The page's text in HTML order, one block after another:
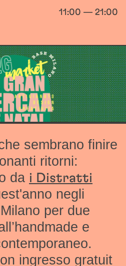
11:00 — 21:00
sembrano finire
ritorni:
da i Distratti
negli
per due
e
ingresso gratuit